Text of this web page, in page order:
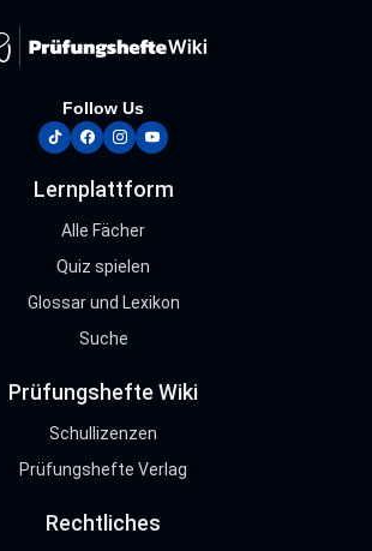
Follow Us
tiktokfacebook
instagram
youtube
Lernplattform
Alle Fächer
Quiz spielen
Glossar und Lexikon
Suche
Prüfungshefte Wiki
Schullizenzen
Prüfungshefte Verlag
Rechtliches